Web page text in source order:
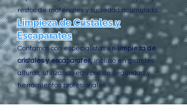
restos de materiales y suciedad acumulada.
Limpieza de Cristales y
Escaparates
Contamos con especialistas enlimpieza de
cristales y escaparates, incluso en grandes
alturas, utilizando equipos de seguridad y
herramientas profesionales.